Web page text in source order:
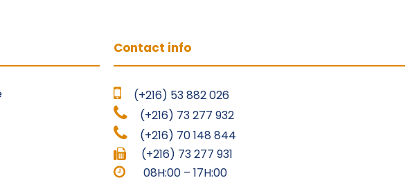
Contact info
(+216) 53 882 026
(+216) 73 277 932
(+216) 70 148 844
(+216) 73 277 931
08H:00 – 17H:00